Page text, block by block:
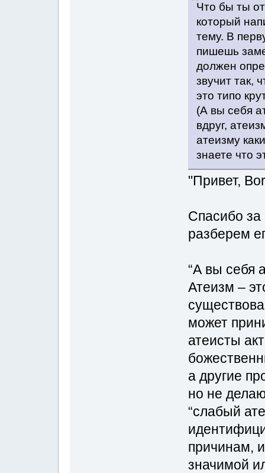
Что бы ты
который
тему. В
пишешь
должен
звучит так,
это типо
(А вы себя
вдруг,
атеизму
знаете что
"Привет,
Спасибо
разберем
“А вы себя
Атеизм –
может
атеисты
а другие
но не
“слабый
причинам,
значимой